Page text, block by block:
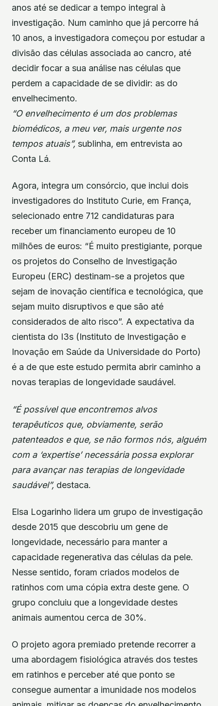
anos até se dedicar a tempo integral à
investigação. Num caminho que já percorre há
10 anos, a investigadora começou por estudar a
divisão das células associada ao cancro, até
decidir focar a sua análise nas células que
perdem a capacidade de se dividir: as do
envelhecimento.
“O envelhecimento é um dos problemas
biomédicos, a meu ver, mais urgente nos
tempos atuais”, sublinha, em entrevista ao
Conta Lá.
Agora, integra um consórcio, que inclui dois
investigadores do Instituto Curie, em França,
selecionado entre 712 candidaturas para
receber um financiamento europeu de 10
milhões de euros: “É muito prestigiante, porque
os projetos do Conselho de Investigação
Europeu (ERC) destinam-se a projetos que
sejam de inovação científica e tecnológica, que
sejam muito disruptivos e que são até
considerados de alto risco”. A expectativa da
cientista do I3s (Instituto de Investigação e
Inovação em Saúde da Universidade do Porto)
é a de que este estudo permita abrir caminho a
novas terapias de longevidade saudável.
“É possível que encontremos alvos
terapêuticos que, obviamente, serão
patenteados e que, se não formos nós, alguém
com a ‘expertise’ necessária possa explorar
para avançar nas terapias de longevidade
saudável”, destaca.
Elsa Logarinho lidera um grupo de investigação
desde 2015 que descobriu um gene de
longevidade, necessário para manter a
capacidade regenerativa das células da pele.
Nesse sentido, foram criados modelos de
ratinhos com uma cópia extra deste gene. O
grupo concluiu que a longevidade destes
animais aumentou cerca de 30%.
O projeto agora premiado pretende recorrer a
uma abordagem fisiológica através dos testes
em ratinhos e perceber até que ponto se
consegue aumentar a imunidade nos modelos